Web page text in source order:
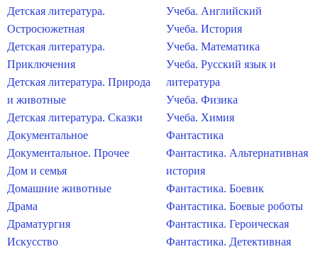
Детская литература.
Остросюжетная
Детская литература.
Приключения
Детская литература. Природа
и животные
Детская литература. Сказки
Документальное
Документальное. Прочее
Дом и семья
Домашние животные
Драма
Драматургия
Искусство
Учеба. Английский
Учеба. История
Учеба. Математика
Учеба. Русский язык и
литература
Учеба. Физика
Учеба. Химия
Фантастика
Фантастика. Альтернативная
история
Фантастика. Боевик
Фантастика. Боевые роботы
Фантастика. Героическая
Фантастика. Детективная